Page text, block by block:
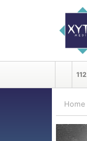
112
Home